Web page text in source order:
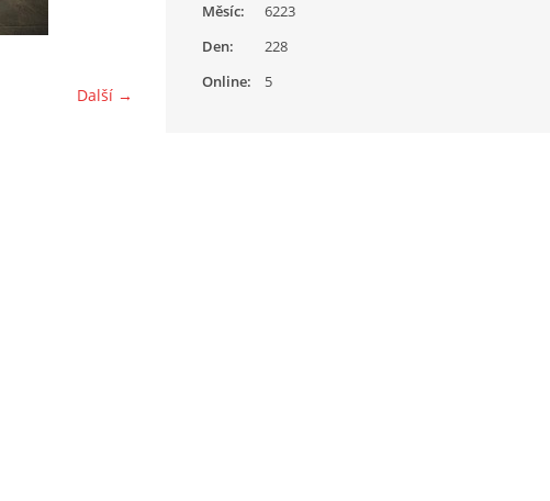
Další →
Online: 5
Měsíc:
6223
Den:
228